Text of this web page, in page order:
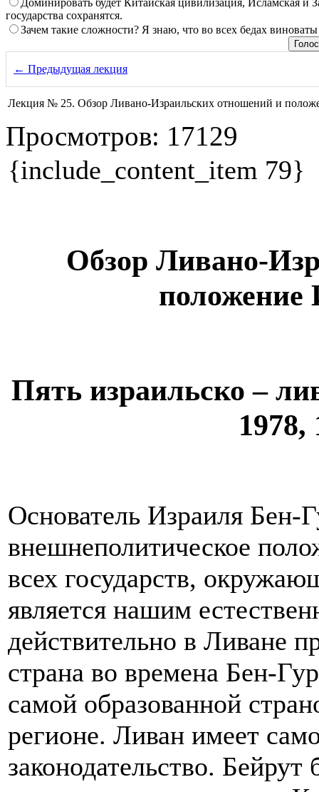
Доминировать будет Китайская цивилизация, Исламская и
государства сохранятся.
Зачем такие сложности? Я знаю, что во всех бедах
← Предыдущая лекция
Лекция № 25. Обзор Ливано-Израильских отношений и
Просмотров: 17129
{include_content_item 79}
Обзор Ливано-
положение
Пять израильско –
1978,
Основатель Израиля Бен-
внешнеполитическое
всех государств,
является нашим
действительно в Ливане
страна во времена Бен-
самой образованной
регионе. Ливан имеет
законодательство.